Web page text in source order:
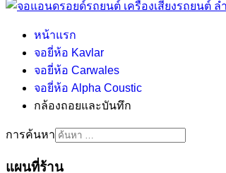
หน้าแรก
จอยี่ห้อ Kavlar
จอยี่ห้อ Carwales
จอยี่ห้อ Alpha Coustic
กล้องถอยและบันทึก
การค้นหา
แผนที่ร้าน